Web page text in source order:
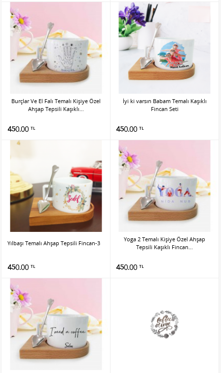
Burçlar Ve El Falı Temalı Kişiye Özel
Ahşap Tepsili Kaşıklı...
450.00 TL
İyi ki varsın Babam Temalı Kaşıklı
Fincan Seti
450.00 TL
Yılbaşı Temalı Ahşap Tepsili Fincan-3
450.00 TL
Yoga 2 Temalı Kişiye Özel Ahşap
Tepsili Kaşıklı Fincan...
450.00 TL